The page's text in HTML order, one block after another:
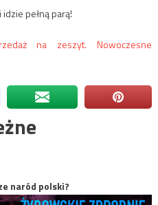
pełną parą!
na zeszyt. Nowoczesne
naród polski?